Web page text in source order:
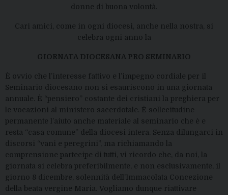
donne di buona volontà.
Cari amici, come in ogni diocesi, anche nella nostra, si
celebra ogni anno la
GIORNATA DIOCESANA PRO SEMINARIO
È ovvio che l’interesse fattivo e l’impegno cordiale per il
Seminario diocesano non si esauriscono in una giornata
annuale. È “pensiero” costante dei cristiani la preghiera per
le vocazioni al ministero sacerdotale. È sollecitudine
permanente l’aiuto anche materiale al seminario che è e
resta “casa comune” della diocesi intera. Senza dilungarci in
discorsi “vani e peregrini”, ma richiamando la
comprensione partecipe di tutti, vi ricordo che, da noi, la
giornata si celebra preferibilmente, e non esclusivamente, il
giorno 8 dicembre, solennità dell’Immacolata Concezione
della beata vergine Maria. Vogliamo dunque riattivare